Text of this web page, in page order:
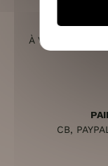
À VOTRE
CB,